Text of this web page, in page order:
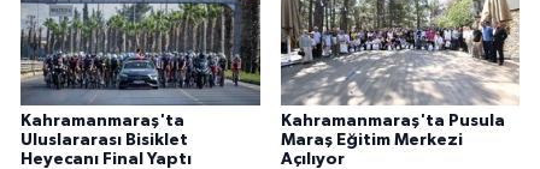
Kahramanmaraş'ta
Uluslararası Bisiklet
Heyecanı Final Yaptı
Kahramanmaraş'ta Pusula
Maraş Eğitim Merkezi
Açılıyor